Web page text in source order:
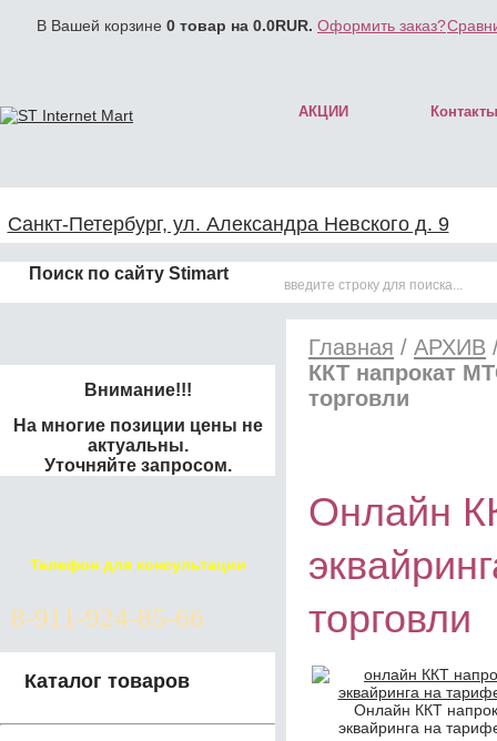
В Вашей корзине 0 товар на 0.0RUR. Оформить заказ?
АКЦИИ Контакты
Санкт-Петербург, ул. Александра Невского д. 9
Поиск по сайту Stimart
Внимание!!!
На многие позиции цены не
актуальны.
Уточняйте запросом.
Телефон для консультации
8-911-924-85-66
Каталог товаров
Главная / АРХИВ
ККТ напрокат
торговли
Онлайн
торговли
Онлайн ККТ
эквайринга на